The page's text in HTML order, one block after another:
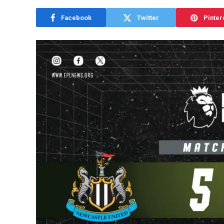
Facebook Twitter